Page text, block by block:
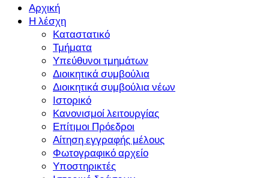
Αρχική
Η λέσχη
Καταστατικό
Τμήματα
Υπεύθυνοι τμημάτων
Διοικητικά συμβούλια
Διοικητικά συμβούλια νέων
Ιστορικό
Κανονισμοί λειτουργίας
Επίτιμοι Πρόεδροι
Αίτηση εγγραφής μέλους
Φωτογραφικό αρχείο
Υποστηρικτές